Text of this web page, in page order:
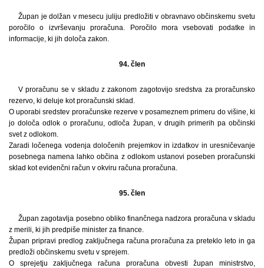
Župan je dolžan v mesecu juliju predložiti v obravnavo občinskemu svetu
poročilo o izvrševanju proračuna. Poročilo mora vsebovati podatke in
informacije, ki jih določa zakon.
94. člen
V proračunu se v skladu z zakonom zagotovijo sredstva za proračunsko
rezervo, ki deluje kot proračunski sklad.
O uporabi sredstev proračunske rezerve v posameznem primeru do višine, ki
jo določa odlok o proračunu, odloča župan, v drugih primerih pa občinski
svet z odlokom.
Zaradi ločenega vodenja določenih prejemkov in izdatkov in uresničevanje
posebnega namena lahko občina z odlokom ustanovi poseben proračunski
sklad kot evidenčni račun v okviru računa proračuna.
95. člen
Župan zagotavlja posebno obliko finančnega nadzora proračuna v skladu
z merili, ki jih predpiše minister za finance.
Župan pripravi predlog zaključnega računa proračuna za preteklo leto in ga
predloži občinskemu svetu v sprejem.
O sprejetju zaključnega računa proračuna obvesti župan ministrstvo,